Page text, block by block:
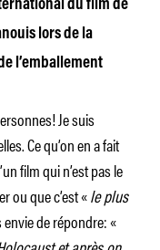
du film de
lors de la
l’emballement
Je suis
Ce qu’on en a fait
film qui n’est pas le
ou que c’est «le plus
envie de répondre: «